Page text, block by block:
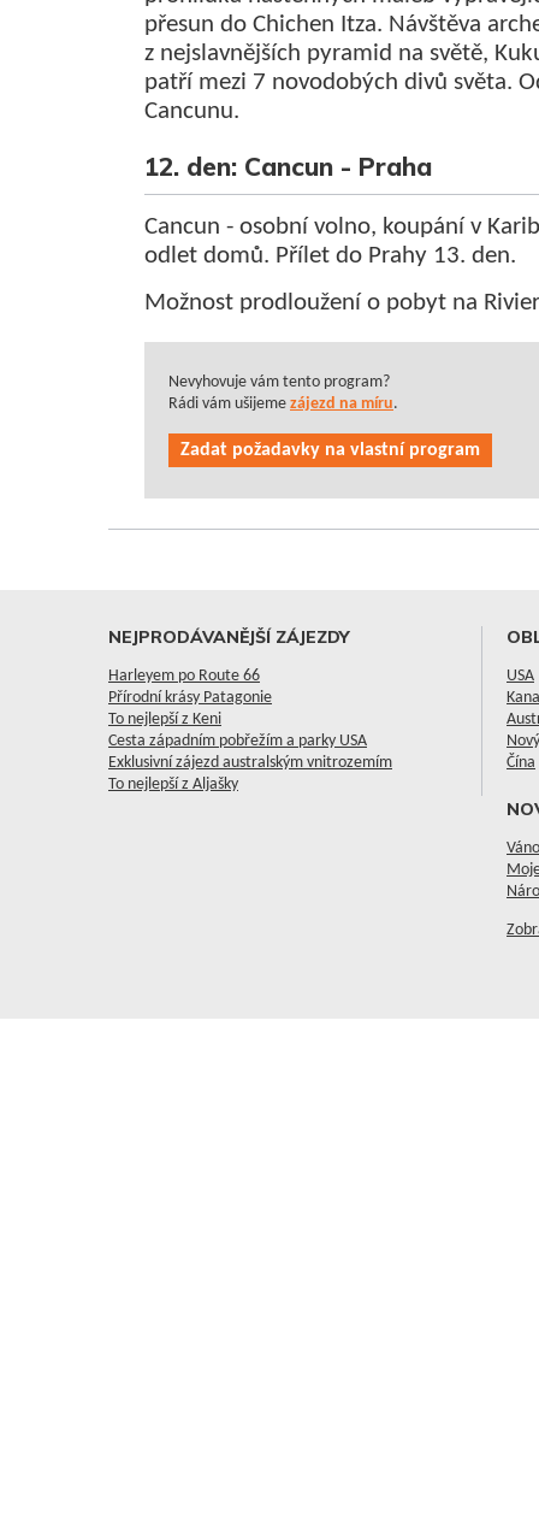
přesun do Chichen Itza. Návštěva
z nejslavnějších pyramid na světě,
patří mezi 7 novodobých divů světa.
Cancunu.
12. den: Cancun - Praha
Cancun - osobní volno, koupání v
odlet domů. Přílet do Prahy 13. den.
Možnost prodloužení o pobyt na
Nevyhovuje vám tento program?
Rádi vám ušijeme zájezd na míru.
Zadat požadavky na vlastní program
NEJPRODÁVANĚJŠÍ ZÁJEZDY
Harleyem po Route 66
Přírodní krásy Patagonie
To nejlepší z Keni
Cesta západním pobřežím a parky USA
Exklusivní zájezd australským vnitrozemím
To nejlepší z Aljašky
USA
Čína